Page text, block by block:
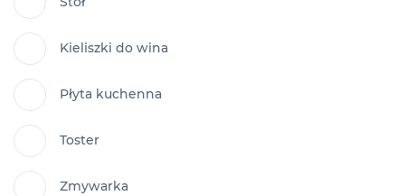
Kieliszki do wina
Płyta kuchenna
Toster
Zmywarka